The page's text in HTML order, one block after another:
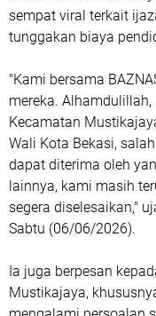
sempat viral terkait
tunggakan biaya
‎"Kami bersama
mereka.
Kecamatan
Wali Kota Bekasi,
dapat diterima oleh
lainnya, kami masih
segera diselesaikan,"
Sabtu (06/06/2026).
‎Ia juga berpesan
Mustikajaya,